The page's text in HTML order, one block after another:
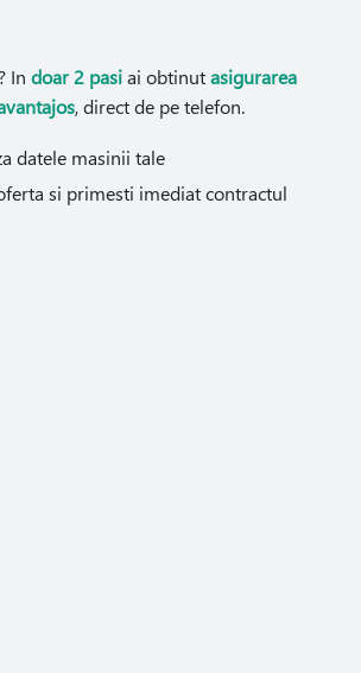
In doar 2 pasiai obtinutasigurarea
, direct de pe telefon.
datele masinii tale
si primesti imediat contractul